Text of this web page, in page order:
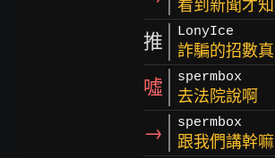
看到新聞才
推 LonyIce
詐騙的招數
噓 spermbox
去法院說啊
→ spermbox
跟我們講幹嘛